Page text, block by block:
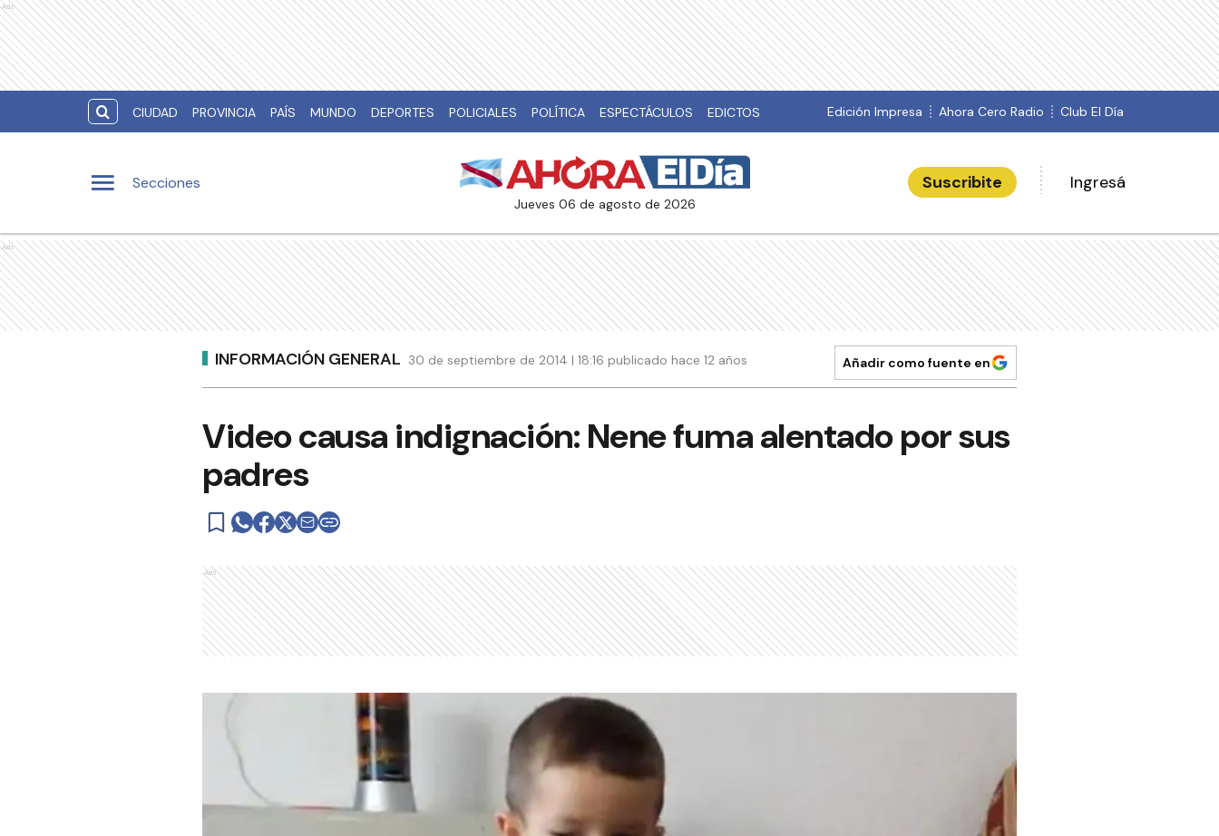
Ads
CIUDAD PROVINCIA PAÍS MUNDO DEPORTES POLICIALES POLÍTICA ESPECTÁCULOS EDICTOS Edición Impresa Ahora Cero Radio Club El Día
Secciones
jueves 06 de agosto de 2026
Suscribite Ingresá
Ads
INFORMACIÓN GENERAL 30 de septiembre de 2014 | 18:16 publicado hace 12 años Añadir como fuente en
Video causa indignación: Nene fuma alentado por sus
padres
Ads